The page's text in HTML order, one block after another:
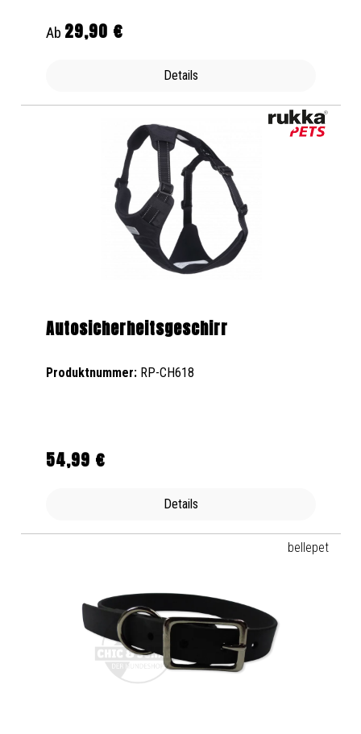
Regulärer Preis:
Ab 29,90 €
Details
Autosicherheitsgeschirr
Produktnummer: RP-CH618
Regulärer Preis:
54,99 €
Details
bellepet